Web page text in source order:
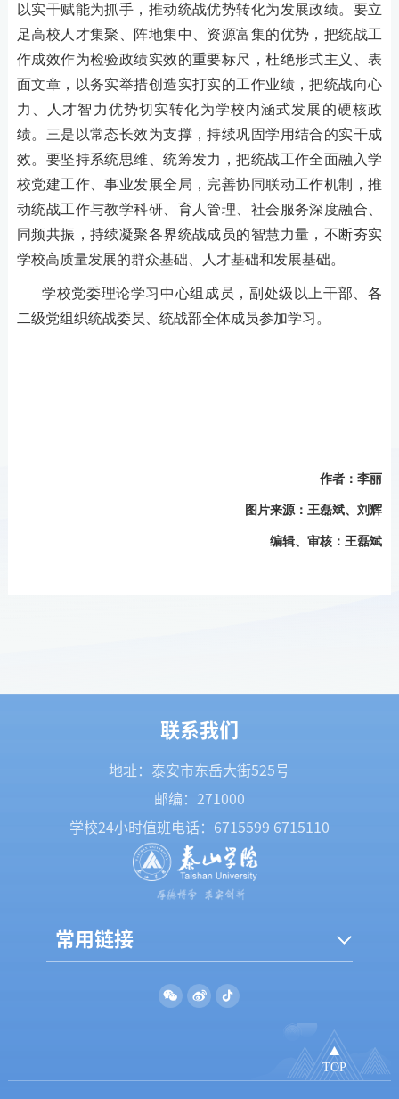
以实干赋能为抓手，推动统战优势转化为发展政绩。要立
足高校人才集聚、阵地集中、资源富集的优势，把统战工
作成效作为检验政绩实效的重要标尺，杜绝形式主义、表
面文章，以务实举措创造实打实的工作业绩，把统战向心
力、人才智力优势切实转化为学校内涵式发展的硬核政
绩。三是以常态长效为支撑，持续巩固学用结合的实干成
效。要坚持系统思维、统筹发力，把统战工作全面融入学
校党建工作、事业发展全局，完善协同联动工作机制，推
动统战工作与教学科研、育人管理、社会服务深度融合、
同频共振，持续凝聚各界统战成员的智慧力量，不断夯实
学校高质量发展的群众基础、人才基础和发展基础。
学校党委理论学习中心组成员 ， 副处级以上干部、各
二级党组织统战委员、统战部全体成员参加学习 。
作者：李丽
图片来源 ：王磊斌、刘辉
编辑、审核：王磊斌
联系我们
地址：泰安市东岳大街525号
邮编：271000
学校24小时值班电话： 6715599 6715110
常用链接